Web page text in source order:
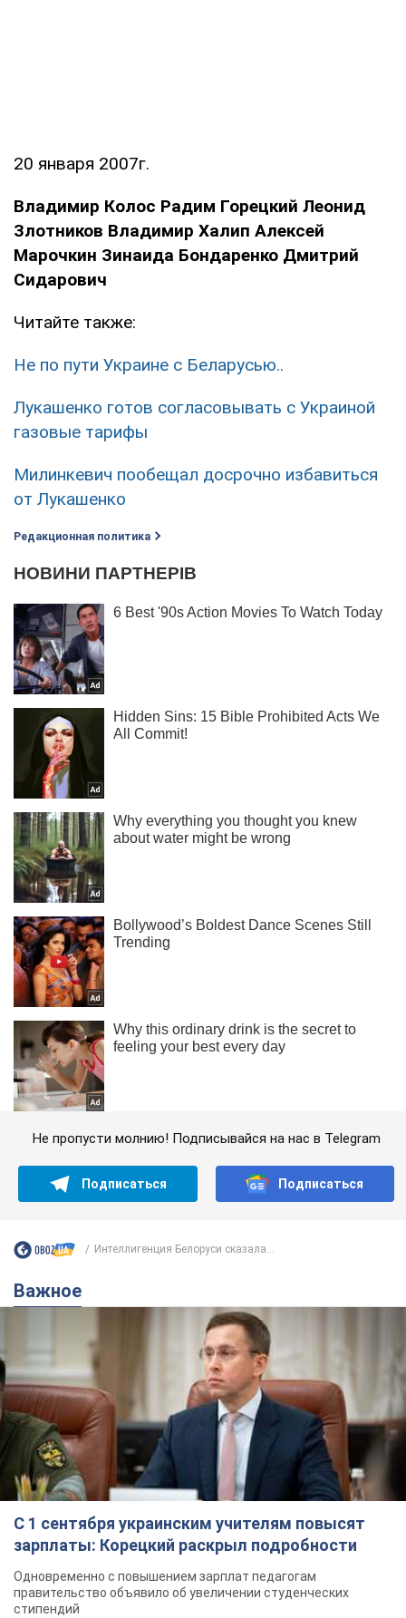
20 января 2007г.
Владимир Колос Радим Горецкий Леонид
Злотников Владимир Халип Алексей
Марочкин Зинаида Бондаренко Дмитрий
Сидарович
Читайте также:
Не по пути Украине с Беларусью..
Лукашенко готов согласовывать с Украиной
газовые тарифы
Милинкевич пообещал досрочно избавиться
от Лукашенко
Редакционная политика
Не пропусти молнию! Подписывайся на нас в Telegram
Подписаться Подписаться
Интеллигенция Белоруси сказала...
Важное
С 1 сентября украинским учителям повысят
зарплаты: Корецкий раскрыл подробности
Одновременно с повышением зарплат педагогам
правительство объявило об увеличении студенческих
стипендий